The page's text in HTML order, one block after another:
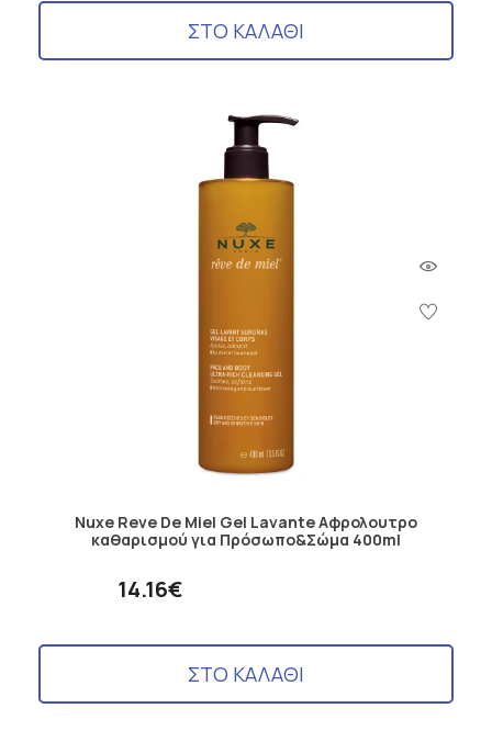
ΣΤΟ ΚΑΛΑΘΙ
Nuxe Reve De Miel Gel Lavante Αφρολουτρο
καθαρισμού για Πρόσωπο&Σώμα 400ml
14.16€
ΣΤΟ ΚΑΛΑΘΙ